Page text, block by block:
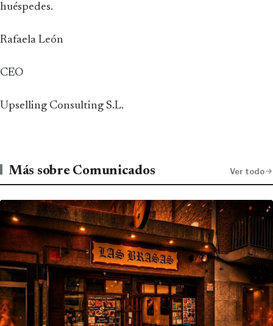
huéspedes.
Rafaela León
CEO
Upselling Consulting S.L.
Más sobre Comunicados Ver todo